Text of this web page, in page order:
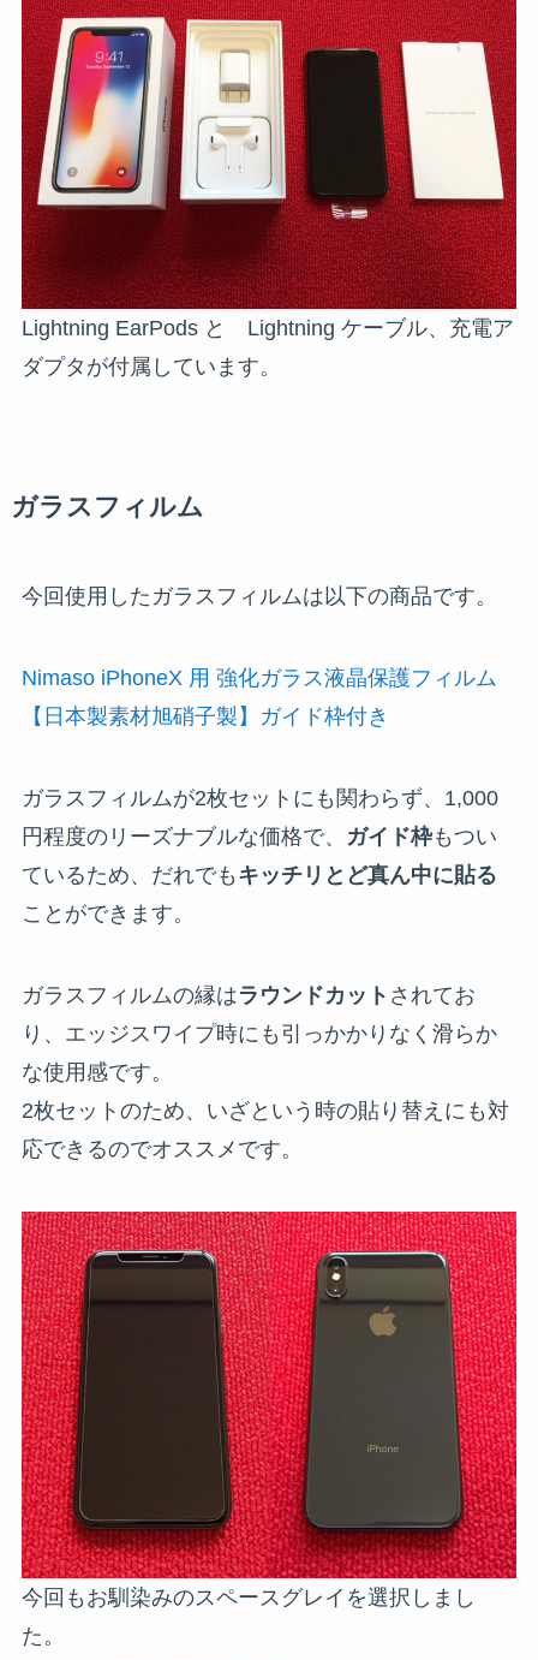
Lightning EarPods と Lightning ケーブル、充電ア
ダプタが付属しています。
ガラスフィルム
今回使用したガラスフィルムは以下の商品です。
Nimaso iPhoneX 用 強化ガラス液晶保護フィルム
【日本製素材旭硝子製】ガイド枠付き
ガラスフィルムが2枚セットにも関わらず、1,000
円程度のリーズナブルな価格で、
ガイド枠もつい
ているため、だれでも キッチリとど真ん中に貼る
ことができます。
ガラスフィルムの縁はラウンドカット されてお
り、エッジスワイプ時にも引っかかりなく滑らか
な使用感です。
2枚セットのため、いざという時の貼り替えにも対
応できるのでオススメです。
今回もお馴染みのスペースグレイを選択しまし
た。